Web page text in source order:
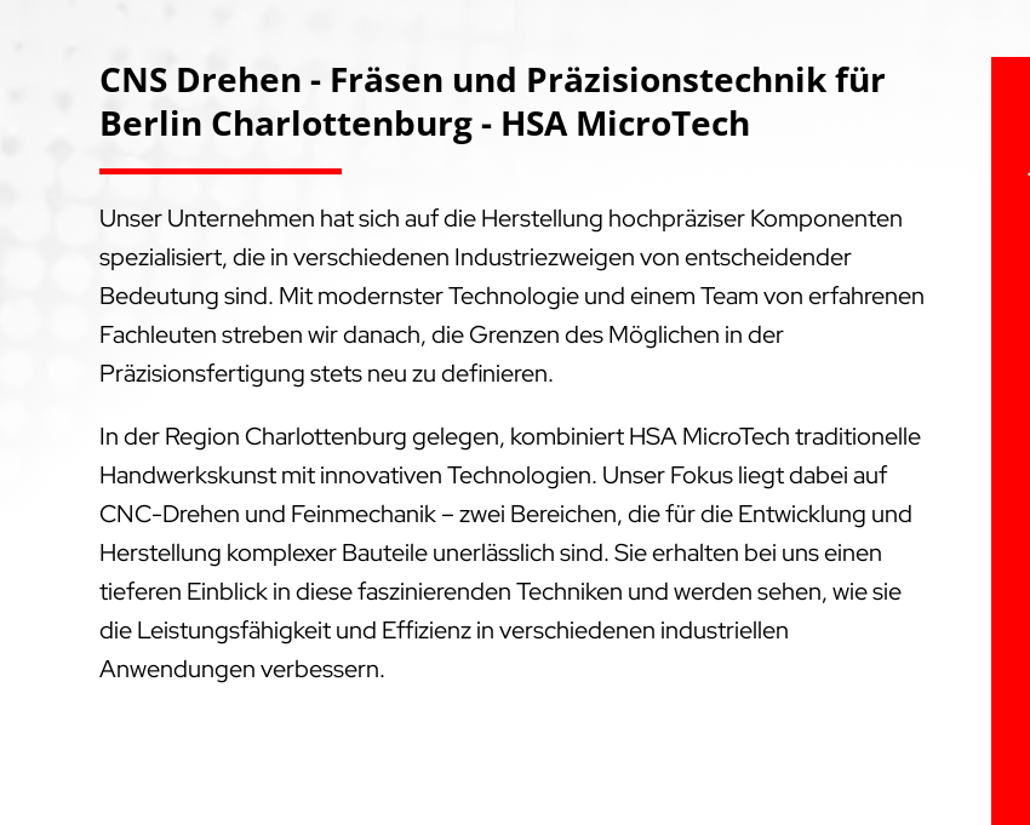
CNS Drehen - Fräsen und Präzisionstechnik für
Berlin Charlottenburg - HSA MicroTech
Unser Unternehmen hat sich auf die Herstellung hochpräziser Komponenten
spezialisiert, die in verschiedenen Industriezweigen von entscheidender
Bedeutung sind. Mit modernster Technologie und einem Team von erfahrenen
Fachleuten streben wir danach, die Grenzen des Möglichen in der
Präzisionsfertigung stets neu zu definieren.
In der Region Charlottenburg gelegen, kombiniert HSA MicroTech traditionelle
Handwerkskunst mit innovativen Technologien. Unser Fokus liegt dabei auf
CNC-Drehen und Feinmechanik – zwei Bereichen, die für die Entwicklung und
Herstellung komplexer Bauteile unerlässlich sind. Sie erhalten bei uns einen
tieferen Einblick in diese faszinierenden Techniken und werden sehen, wie sie
die Leistungsfähigkeit und Effizienz in verschiedenen industriellen
Anwendungen verbessern.